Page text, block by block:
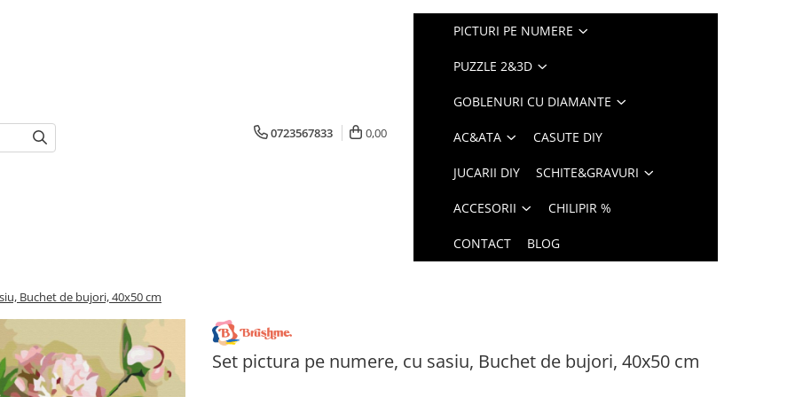
0723567833 0,00
PICTURI PE NUMERE
PUZZLE 2&3D
GOBLENURI CU DIAMANTE
AC&ATA CASUTE DIY
JUCARII DIY SCHITE&GRAVURI
ACCESORII CHILIPIR %
CONTACT BLOG
Buchet de bujori, 40x50 cm
Set pictura pe numere, cu sasiu, Buchet de bujori, 40x50 cm